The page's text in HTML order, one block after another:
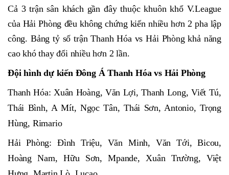
Cả 3 trận sân khách gần đây thuộc khuôn khổ V.League
của Hải Phòng đều không chứng kiến nhiều hơn 2 pha lập
công. Bảng tỷ số trận Thanh Hóa vs Hải Phòng khả năng
cao khó thay đổi nhiều hơn 2 lần.
Đội hình dự kiến Đông Á Thanh Hóa vs Hải Phòng
Thanh Hóa: Xuân Hoàng, Văn Lợi, Thanh Long, Viết Tú,
Thái Bình, A Mít, Ngọc Tân, Thái Sơn, Antonio, Trọng
Hùng, Rimario
Hải Phòng: Đình Triệu, Văn Minh, Văn Tới, Bicou,
Hoàng Nam, Hữu Sơn, Mpande, Xuân Trường, Việt